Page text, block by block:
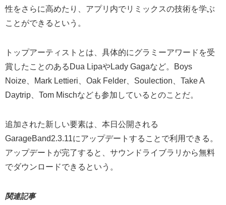
性をさらに高めたり、アプリ内でリミックスの技術を学ぶ
ことができるという。
トップアーティストとは、具体的にグラミーアワードを受
賞したことのあるDua LipaやLady Gagaなど。Boys
Noize、Mark Lettieri、Oak Felder、Soulection、Take A
Daytrip、Tom Mischなども参加しているとのことだ。
追加された新しい要素は、本日公開される
GarageBand2.3.11にアップデートすることで利用できる。
アップデートが完了すると、サウンドライブラリから無料
でダウンロードできるという。
関連記事